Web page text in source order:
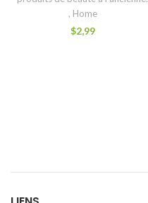
, Home
$2,99